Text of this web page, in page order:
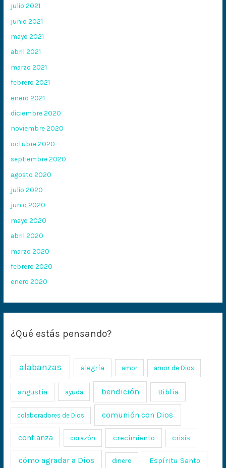
julio 2021
junio 2021
mayo 2021
abril 2021
marzo 2021
febrero 2021
enero 2021
diciembre 2020
noviembre 2020
octubre 2020
septiembre 2020
agosto 2020
julio 2020
junio 2020
mayo 2020
abril 2020
marzo 2020
febrero 2020
enero 2020
¿Qué estás pensando?
alabanzas alegría amor amor de Dios
angustia ayuda bendición Biblia
colaboradores de Dios comunión con Dios
confianza corazón crecimiento crisis
cómo agradar a Dios dinero Espíritu Santo